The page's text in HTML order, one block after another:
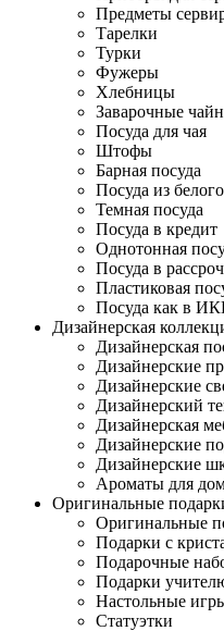
Предметы
Тарелки
Турки
Фужеры
Хлебницы
Заварочные
Посуда для чая
Штофы
Барная посуда
Посуда из
Темная посуда
Посуда в кредит
Однотонная
Посуда в
Пластиковая
Посуда как в
Дизайнерская
Дизайнерская
Дизайнерские
Дизайнерские
Дизайнерский
Дизайнерская
Дизайнерские
Дизайнерские
Ароматы для
Оригинальные
Оригинальные
Подарки с
Подарочные
Подарки
Настольные
Статуэтки